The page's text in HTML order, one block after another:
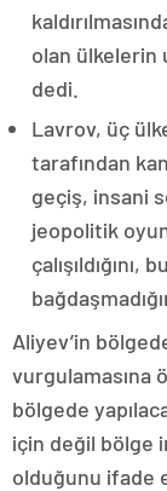
olan ülkelerin
dedi.
Lavrov, üç
tarafından
geçiş, insani
jeopolitik
Aliyev’in
vurgulamasına
bölgede
için değil bölge
olduğunu ifade